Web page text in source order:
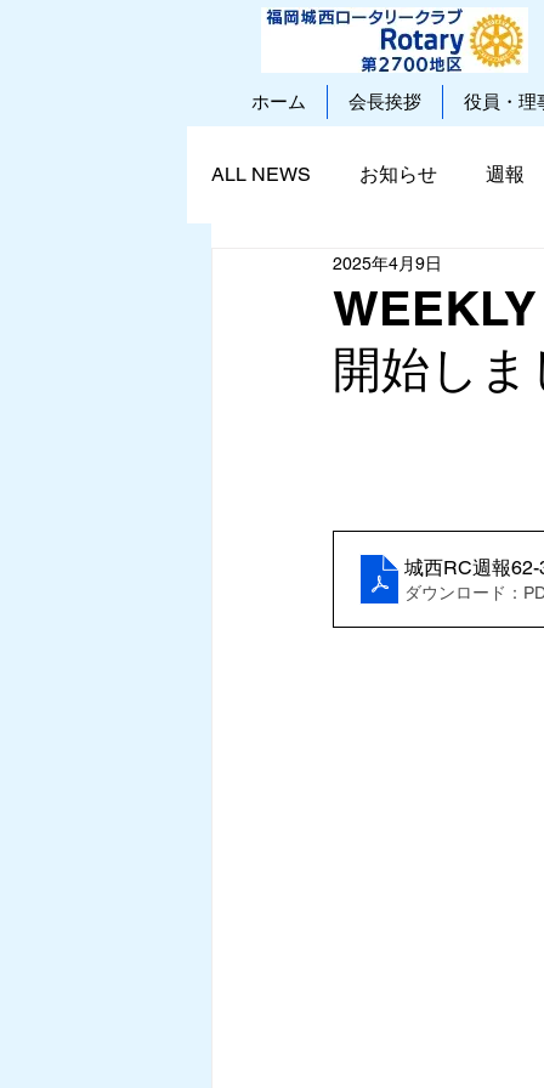
ホーム 会長挨拶 役員・理
ALL NEWS お知らせ 週報
開始し
2025年4月9日
城西RC週報62-
ダウンロード：